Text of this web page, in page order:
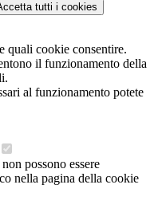
tutti i cookies
quali cookie consentire.
il funzionamento della
al funzionamento potete
possono essere
nella pagina della cookie